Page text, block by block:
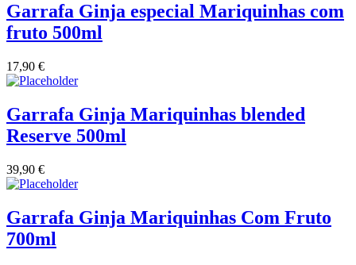
Vinilourenço Douro
Garrafa Ginja especial Mariquinhas com
fruto 500ml
17,90 €
Garrafa Ginja Mariquinhas blended
Reserve 500ml
39,90 €
Garrafa Ginja Mariquinhas Com Fruto
700ml